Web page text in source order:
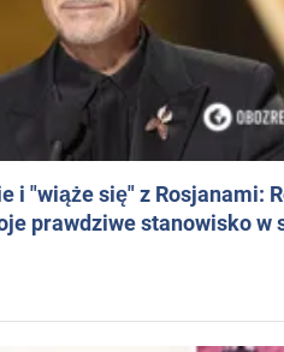
i "wiąże się" z Rosjanami:
prawdziwe stanowisko w